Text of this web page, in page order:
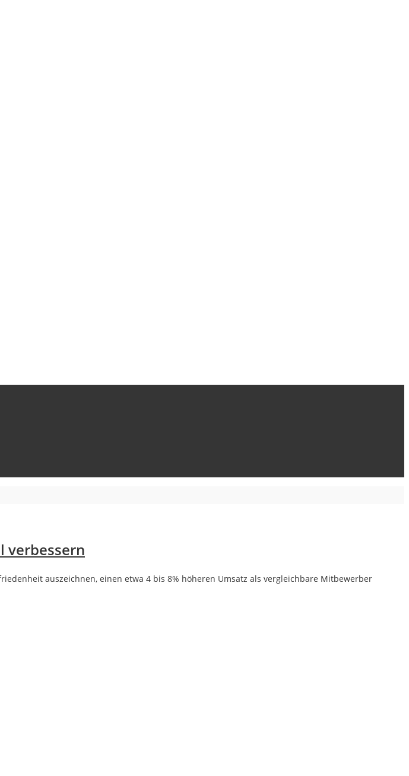
verbessern
auszeichnen, einen etwa 4 bis 8% höheren Umsatz als vergleichbare Mitbewerber